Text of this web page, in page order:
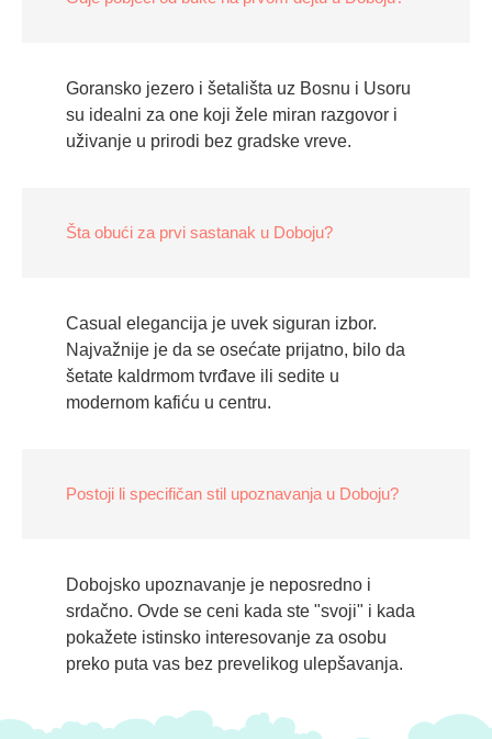
Goransko jezero i šetališta uz Bosnu i Usoru
su idealni za one koji žele miran razgovor i
uživanje u prirodi bez gradske vreve.
Šta obući za prvi sastanak u Doboju?
Casual elegancija je uvek siguran izbor.
Najvažnije je da se osećate prijatno, bilo da
šetate kaldrmom tvrđave ili sedite u
modernom kafiću u centru.
Postoji li specifičan stil upoznavanja u Doboju?
Dobojsko upoznavanje je neposredno i
srdačno. Ovde se ceni kada ste "svoji" i kada
pokažete istinsko interesovanje za osobu
preko puta vas bez prevelikog ulepšavanja.